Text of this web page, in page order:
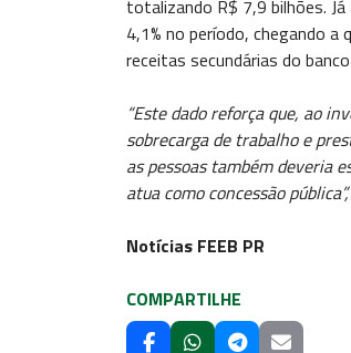
totalizando R$ 7,9 bilhões.
4,1% no período, chegando
receitas secundárias do
“Este dado reforça que, ao
sobrecarga de trabalho e
as pessoas também deveria
atua como concessão pública”,
Notícias FEEB PR
COMPARTILHE